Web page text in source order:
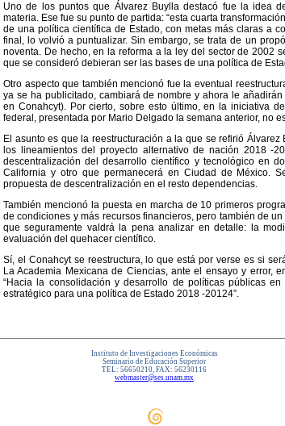
Uno de los puntos que Álvarez Buylla destacó fue la idea
materia. Ese fue su punto de partida: “esta cuarta
de una política científica de Estado, con metas más claras a
final, lo volvió a puntualizar. Sin embargo, se trata de un
noventa. De hecho, en la reforma a la ley del sector de 2002
que se consideró debieran ser las bases de una política de
Otro aspecto que también mencionó fue la eventual
ya se ha publicitado, cambiará de nombre y ahora le
en Conahcyt). Por cierto, sobre esto último, en la iniciativa
federal, presentada por Mario Delgado la semana anterior, no
El asunto es que la reestructuración a la que se refirió
los lineamientos del proyecto alternativo de nación 2018 -
descentralización del desarrollo científico y tecnológico en
California y otro que permanecerá en Ciudad de México.
propuesta de descentralización en el resto dependencias.
También mencionó la puesta en marcha de 10 primeros
de condiciones y más recursos financieros, pero también de
que seguramente valdrá la pena analizar en detalle: la
evaluación del quehacer científico.
Sí, el Conahcyt se reestructura, lo que está por verse es si
La Academia Mexicana de Ciencias, ante el ensayo y error,
“Hacia la consolidación y desarrollo de políticas públicas
estratégico para una política de Estado 2018 -20124”.
Instituto de Investigaciones Económicas
Seminario de Educación Superior
TEL: 56650210, FAX: 56230116
webmaster@ses.unam.mx